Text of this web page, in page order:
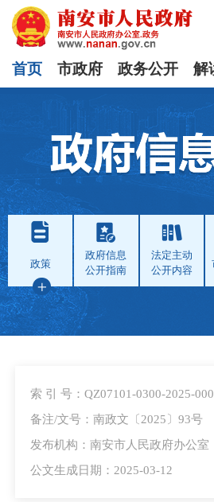
首页 市政府 政务公开 解
政策
政府信息
公开指南
法定主动
公开内容
索 引 号：QZ07101-0300-2025-
备注/文号：南政文〔2025〕93号
发布机构：南安市人民政府办公室
公文生成日期：2025-03-12